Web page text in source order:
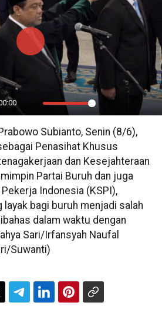
Mute Settings
PIP
Play
Subianto, Senin (8/6),
Penasihat Khusus
dan Kesejahteraan
Partai Buruh dan juga
Indonesia (KSPI),
layak bagi buruh menjadi salah
dalam waktu dengan
Sari/Irfansyah Naufal
Suwanti)